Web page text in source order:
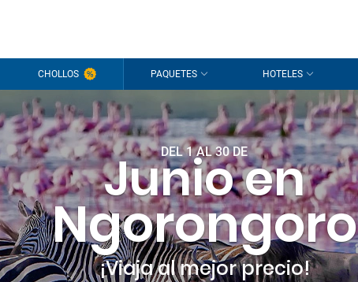
CHOLLOS PAQUETES HOTELES
DEL 1 AL 30 DE
Junio en
Ngorongoro
¡Viaja al mejor precio!